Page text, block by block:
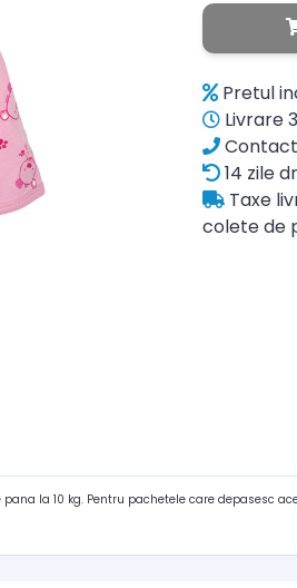
Pretul
Livrare
14 zile
Taxe
colete de
la 10 kg. Pentru pachetele care depasesc